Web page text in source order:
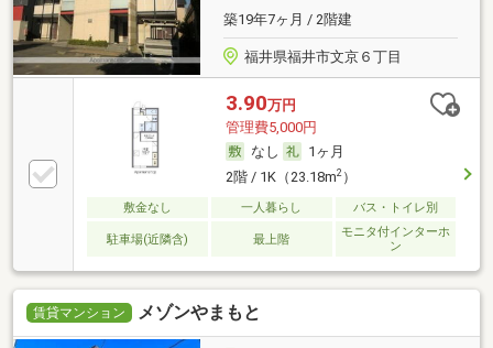
築19年7ヶ月 / 2階建
福井県福井市文京６丁目
3.90万円
管理費5,000円
なし
1ヶ月
2階 / 1K（23.18m2）
敷金なし 一人暮らし バス・トイレ別
駐車場(近隣含) 最上階
モニタ付インターホ
ン
賃貸マンション メゾンやまもと